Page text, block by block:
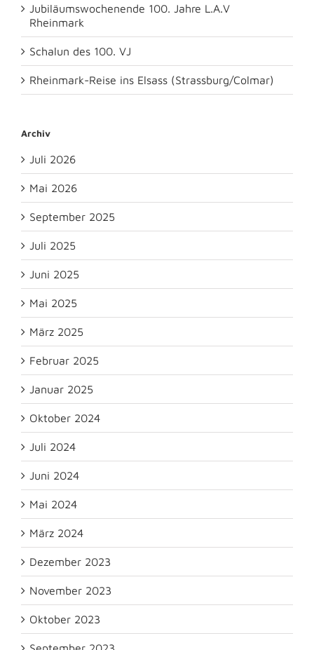
Jubiläumswochenende 100. Jahre L.A.V
Rheinmark
Schalun des 100. VJ
Rheinmark-Reise ins Elsass (Strassburg/Colmar)
Archiv
Juli 2026
Mai 2026
September 2025
Juli 2025
Juni 2025
Mai 2025
März 2025
Februar 2025
Januar 2025
Oktober 2024
Juli 2024
Juni 2024
Mai 2024
März 2024
Dezember 2023
November 2023
Oktober 2023